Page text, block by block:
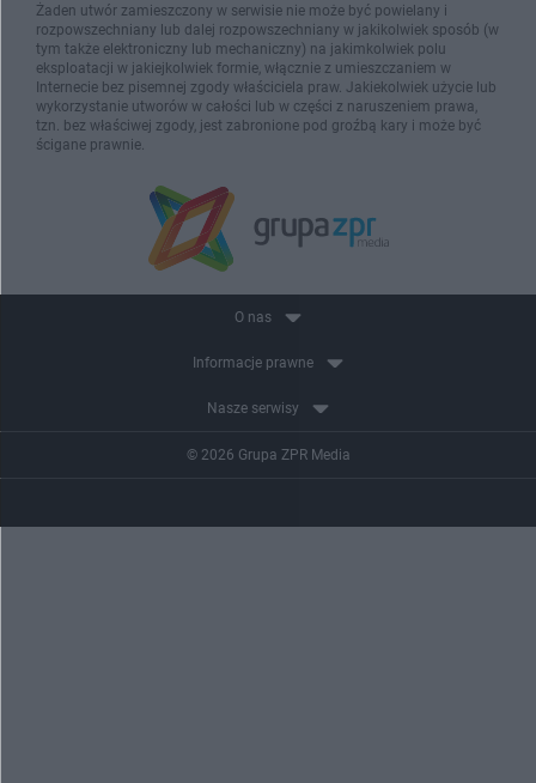
Żaden utwór zamieszczony w serwisie nie może być powielany i
rozpowszechniany lub dalej rozpowszechniany w jakikolwiek sposób (w
tym także elektroniczny lub mechaniczny) na jakimkolwiek polu
eksploatacji w jakiejkolwiek formie, włącznie z umieszczaniem w
Internecie bez pisemnej zgody właściciela praw. Jakiekolwiek użycie lub
wykorzystanie utworów w całości lub w części z naruszeniem prawa,
tzn. bez właściwej zgody, jest zabronione pod groźbą kary i może być
ścigane prawnie.
O nas
Informacje prawne
Nasze serwisy
© 2026 Grupa ZPR Media